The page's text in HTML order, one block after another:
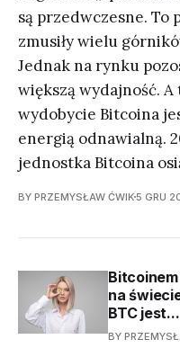
są przedwczesne. To
zmusiły wielu
Jednak na rynku
większą wydajność.
wydobycie Bitcoina
energią odnawialną.
jednostka Bitcoina
BY PRZEMYSŁAW ĆWIK5 GRU
Bitcoinem
na
BTC
BY